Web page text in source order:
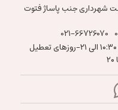
شهرداری جنب پاساژ فتوت
021-66726070
شنبه تا پنجشنبه ساعت ۱۰:۳۰ الی ۲۱-روزهای تعطیل